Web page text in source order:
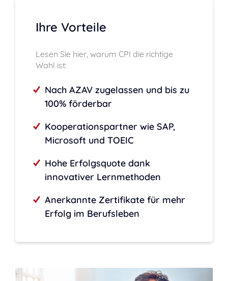
Ihre Vorteile
Lesen Sie hier, warum CPI die richtige
Wahl ist:
Nach AZAV zugelassen und bis zu
100% förderbar
Kooperationspartner wie SAP,
Microsoft und TOEIC
Hohe Erfolgsquote dank
innovativer Lernmethoden
Anerkannte Zertifikate für mehr
Erfolg im Berufsleben